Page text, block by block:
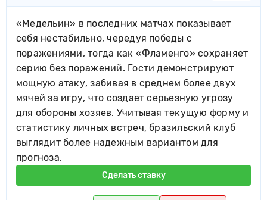
«Медельин» в последних матчах показывает
себя нестабильно, чередуя победы с
поражениями, тогда как «Фламенго» сохраняет
серию без поражений. Гости демонстрируют
мощную атаку, забивая в среднем более двух
мячей за игру, что создает серьезную угрозу
для обороны хозяев. Учитывая текущую форму и
статистику личных встреч, бразильский клуб
выглядит более надежным вариантом для
прогноза.
Сделать ставку